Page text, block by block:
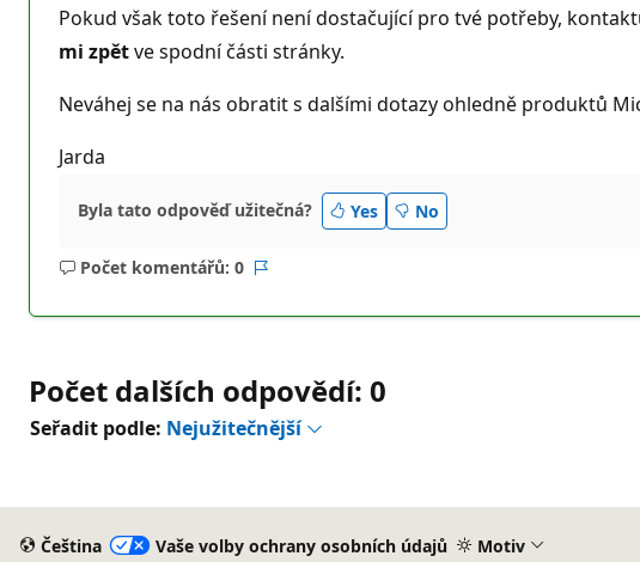
Pokud však toto řešení není dostačující pro tvé potřeby,
mi zpětve spodní části stránky.
Neváhej se na nás obratit s dalšími dotazy ohledně produktů
Jarda
Byla tato odpověď užitečná? Yes No
Počet komentářů: 0
Žádné
Počet dalších odpovědí: 0
Seřadit podle: Nejužitečnější
Čeština Vaše volby ochrany osobních údajů Motiv